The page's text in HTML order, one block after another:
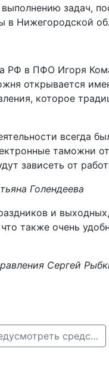
задач,
в Нижегородской
РФ в ПФО Игоря
открывается
которое
всегда
таможни
зависеть от
Голендеева
и
также очень
Сергей
← Глеб Никитин: «В бюджете региона удалось предусмотреть средства на участие в реализации национальных проектов»